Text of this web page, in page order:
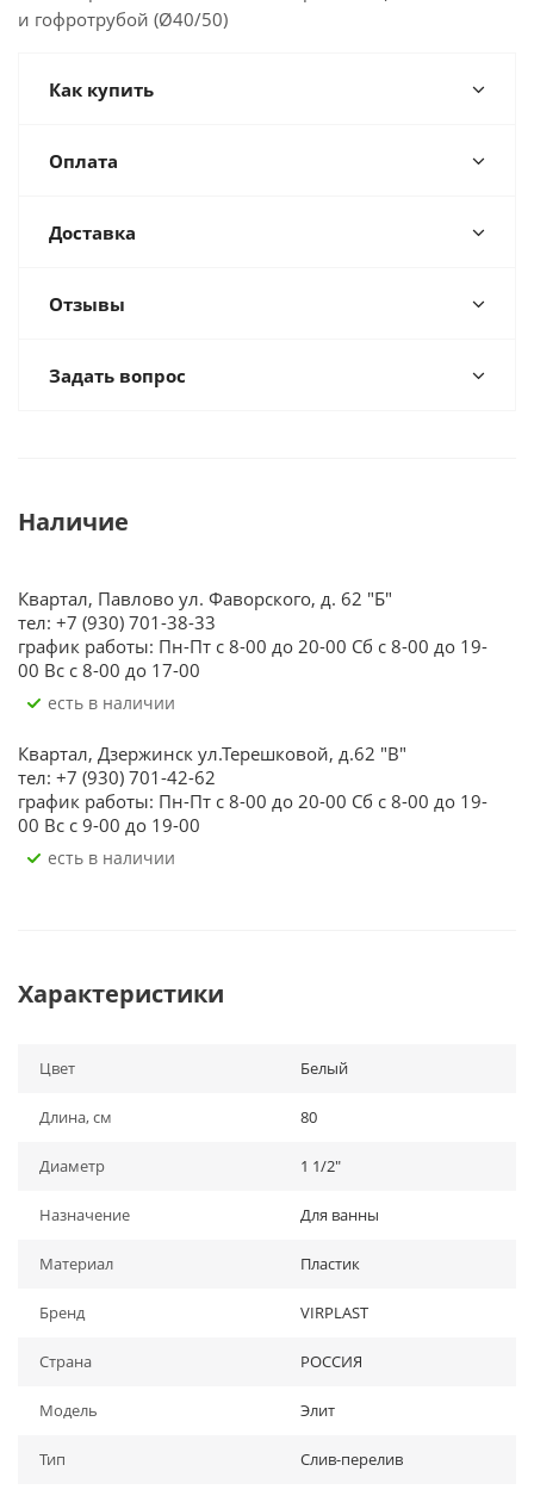
и гофротрубой (Ø40/50)
Как купить
Оплата
Доставка
Отзывы
Задать вопрос
Наличие
Квартал, Павлово ул. Фаворского, д. 62 "Б"
тел: +7 (930) 701-38-33
график работы: Пн-Пт с 8-00 до 20-00 Сб с 8-00 до 19-
00 Вс с 8-00 до 17-00
Есть в наличии
Квартал, Дзержинск ул.Терешковой, д.62 "В"
тел: +7 (930) 701-42-62
график работы: Пн-Пт с 8-00 до 20-00 Сб с 8-00 до 19-
00 Вс с 9-00 до 19-00
Есть в наличии
Характеристики
Цвет Белый
Длина, см 80
Диаметр 1 1/2"
Назначение Для ванны
Материал Пластик
Бренд VIRPLAST
Страна РОССИЯ
Модель Элит
Тип Слив-перелив